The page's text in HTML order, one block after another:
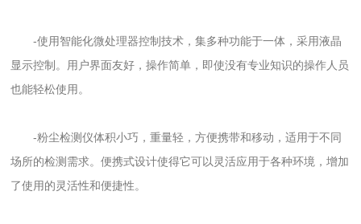
-使用智能化微处理器控制技术，集多种功能于一体，采用液晶
显示控制。用户界面友好，操作简单，即使没有专业知识的操作人员
也能轻松使用。
-粉尘检测仪体积小巧，重量轻，方便携带和移动，适用于不同
场所的检测需求。便携式设计使得它可以灵活应用于各种环境，增加
了使用的灵活性和便捷性。